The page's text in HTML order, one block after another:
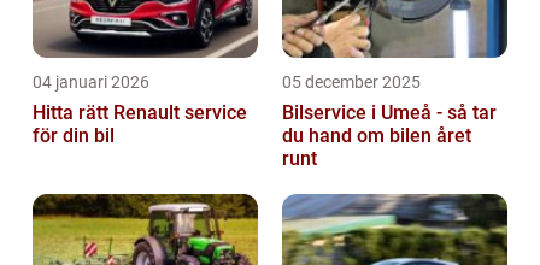
04 januari 2026
Hitta rätt Renault service
för din bil
05 december 2025
Bilservice i Umeå - så tar
du hand om bilen året
runt